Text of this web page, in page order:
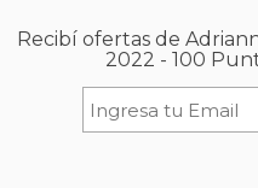
Recibí ofertas de
2022 - 100